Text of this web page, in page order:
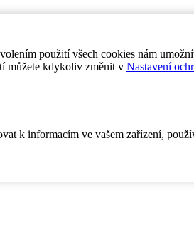
použití všech cookies nám
můžete kdykoliv změnit v Nastavení
k informacím ve vašem zařízení,